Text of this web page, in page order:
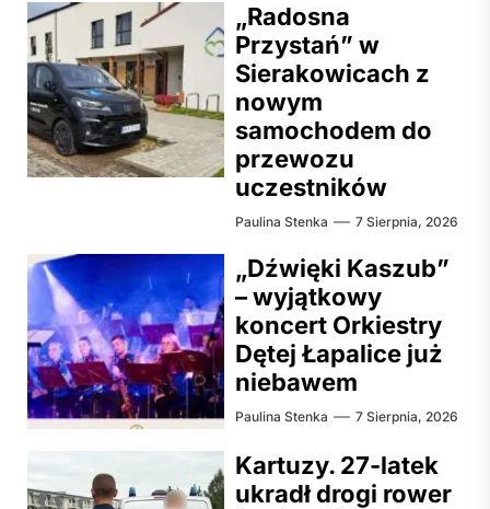
„Radosna
Przystań” w
Sierakowicach z
nowym
samochodem do
przewozu
uczestników
Paulina Stenka 7 Sierpnia, 2026
„Dźwięki Kaszub”
– wyjątkowy
koncert Orkiestry
Dętej Łapalice już
niebawem
Paulina Stenka 7 Sierpnia, 2026
Kartuzy. 27-latek
ukradł drogi rower